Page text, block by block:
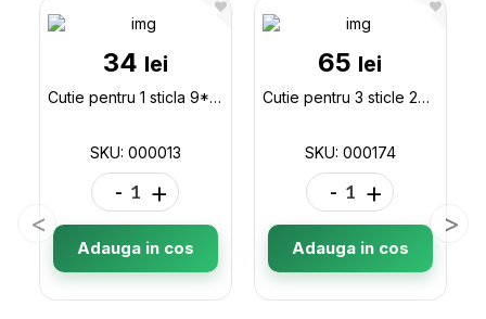
34 lei
Cutie pentru 1 sticla 9*9*34 Bordo 000013
SKU: 000013
- +
Adauga in cos
65 lei
Cutie pentru 3 sticle 27*9*38 bordo 000174
SKU: 000174
- +
Adauga in cos